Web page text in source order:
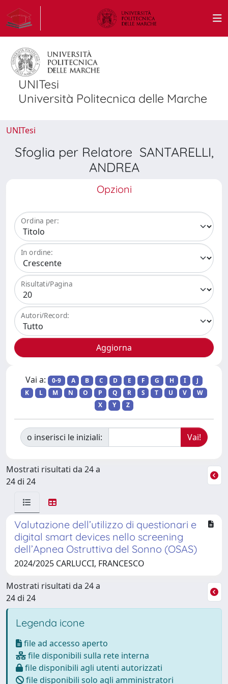
UNITesi
Università Politecnica delle Marche
UNITesi
Sfoglia per Relatore SANTARELLI,
ANDREA
Opzioni
Ordina per:
In ordine:
Risultati/Pagina
Autori/Record:
Vai a: 0-9 A B C D E F G H I
J
K
L M N O P Q R S T U V
W
X
Y Z
o inserisci le iniziali:
Mostrati risultati da 24 a
24 di 24
Valutazione dell’utilizzo di questionari e
digital smart devices nello screening
dell’Apnea Ostruttiva del Sonno (OSAS)
2024/2025 CARLUCCI, FRANCESCO
Mostrati risultati da 24 a
24 di 24
Legenda icone
file ad accesso aperto
file disponibili sulla rete interna
file disponibili agli utenti autorizzati
file disponibili solo agli amministratori